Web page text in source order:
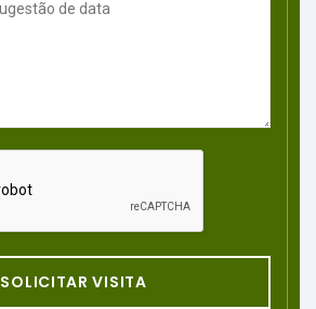
SOLICITAR VISITA